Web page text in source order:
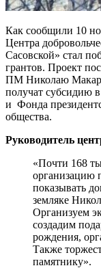
Как сообщили 10
Центра
Сасовской» стал
грантов. Проект
ПМ Николаю
получат субсидию
и Фонда
общества.
Руководитель
«Почти 168
организацию
показывать
земляке
Организуем
создадим
рождения,
Также
памятнику».